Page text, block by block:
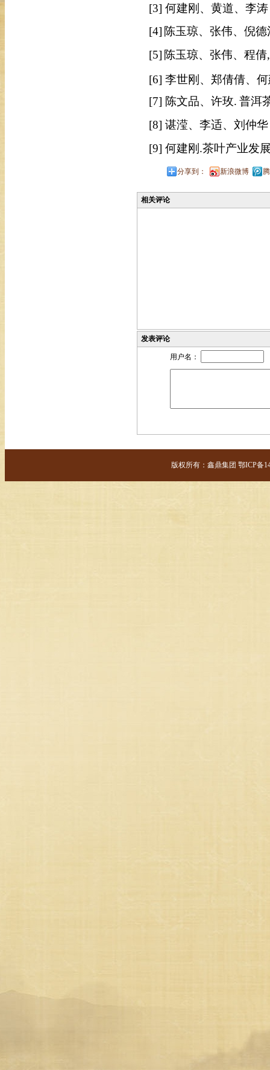
[3] 何建刚、黄道、李
[4] 陈玉琼、张伟、倪
[5] 陈玉琼、张伟、程倩
[6] 李世刚、郑倩倩、
[7] 陈文品、 许玫. 普洱
[8] 谌滢、 李适、 刘仲华
[9] 何建刚.茶叶产业发
分享到： 新浪微博
相关评论
发表评论
用户名：
版权所有：鑫鼎集团 鄂ICP备